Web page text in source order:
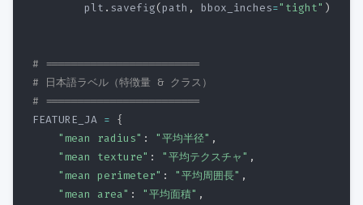
        plt
. savefig(path , bbox_inches="tight" )
# ========================
# 日本語ラベル（特徴量 & クラス）
# ========================
FEATURE_JA = {
"mean radius" : "平均半径" ,
"mean texture" : "平均テクスチャ" ,
"mean perimeter" : "平均周囲長" ,
"mean area" : "平均面積" ,